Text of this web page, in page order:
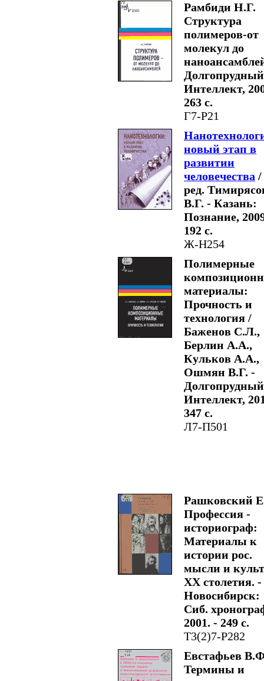
Рамбиди Н.Г.
Структура
полимеров-от
молекул до
Интеллект,
263 с.
Г7-Р21
новый этап в
развитии
человечества /
ред.
В.Г. - Казань:
Познание,
192 с.
Ж-Н254
Полимерные
материалы:
Прочность и
технология /
Баженов С.Л.,
Берлин А.А.,
Кульков А.А.,
Ошмян В.Г. -
Интеллект,
347 с.
Л7-П501
Рашковский
Профессия -
историограф:
Материалы к
истории рос.
мысли и
ХХ столетия. -
Новосибирск:
Сиб.
2001. - 249 с.
Т3(2)7-Р282
Евстафьев
Термины и